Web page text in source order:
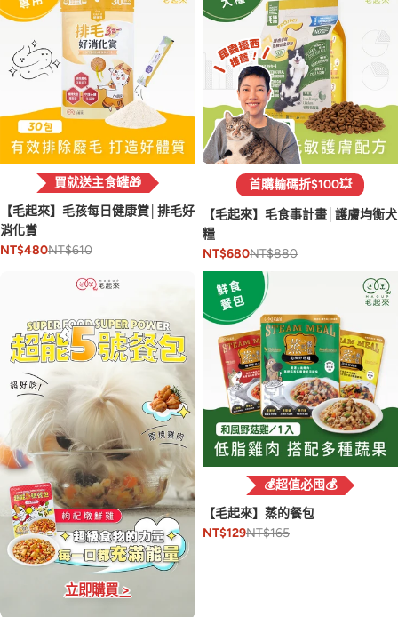
買就送主食罐🎁
【毛起來】毛孩每日健康賞│排毛好
消化賞
NT$480NT$610
首購輸碼折$100💥
【毛起來】毛食事計畫│護膚均衡犬
糧
NT$680NT$880
立即購買 >
💰超值必囤💰
【毛起來】蒸的餐包
NT$129NT$165